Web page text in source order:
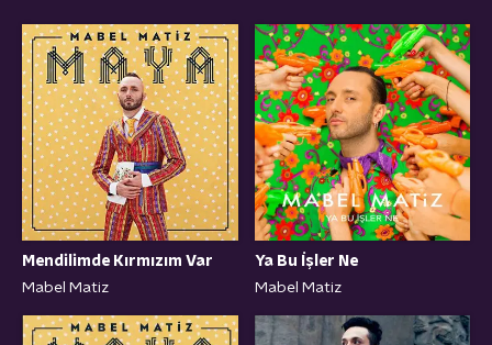
Mendilimde Kırmızım Var
Mabel Matiz
Ya Bu İşler Ne
Mabel Matiz